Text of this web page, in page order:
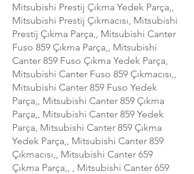
Mitsubishi Prestij Çıkma Yedek Parça,,
Mitsubishi Prestij Çıkmacısı, Mitsubishi
Prestij Çıkma Parça,, Mitsubishi Canter
Fuso 859 Çıkma Parça,, Mitsubishi
Canter 859 Fuso Çıkma Yedek Parça,
Mitsubishi Canter Fuso 859 Çıkmacısı,,
Mitsubishi Canter 859 Fuso Yedek
Parça,, Mitsubishi Canter 859 Çıkma
Parça,, Mitsubishi Canter 859 Yedek
Parça, Mitsubishi Canter 859 Çıkma
Yedek Parça,, Mitsubishi Canter 859
Çıkmacısı,, Mitsubishi Canter 659
Çıkma Parça,, , Mitsubishi Canter 659